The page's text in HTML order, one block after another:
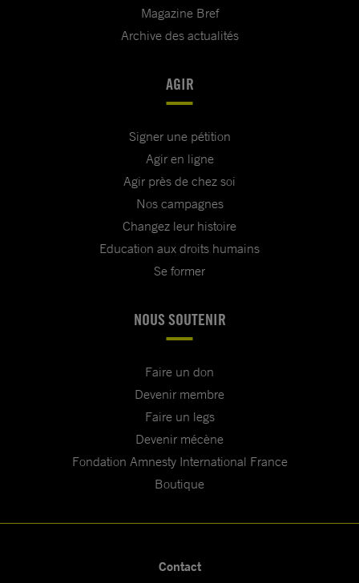
Magazine Bref
Archive des actualités
AGIR
Signer une pétition
Agir en ligne
Agir près de chez soi
Nos campagnes
Changez leur histoire
Education aux droits humains
Se former
NOUS SOUTENIR
Faire un don
Devenir membre
Faire un legs
Devenir mécène
Fondation Amnesty International France
Boutique
Contact